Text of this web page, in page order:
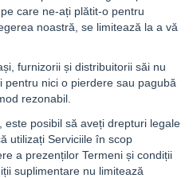
care ne-ați plătit-o pentru
noastră, se limitează la a vă
furnizorii și distribuitorii săi nu
nici o pierdere sau pagubă
rezonabil.
posibil să aveți drepturi legale
utilizați Serviciile în scop
a prezenților Termeni și condiții
suplimentare nu limitează